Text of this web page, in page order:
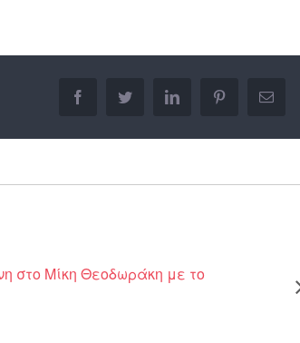
facebooktwitter linkedin pinterestEmail
στο Μίκη Θεοδωράκη με το